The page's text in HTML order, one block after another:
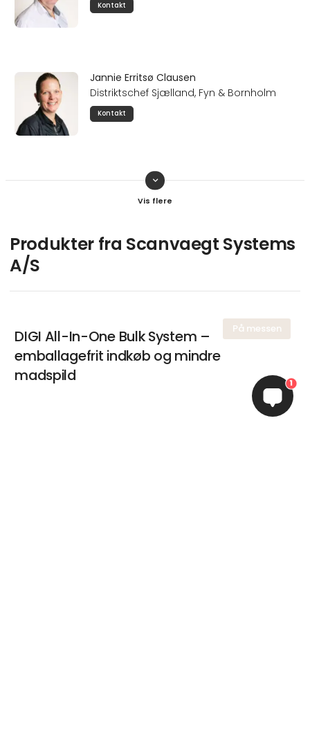
keyboard_arrow_down
Kontakt
Jannie Erritsø Clausen
Distriktschef Sjælland, Fyn & Bornholm
Kontakt
Product Specialist DIGI
Peder Schmidt
Kontakt
Produkter fra Scanvaegt Systems
A/S
På messen
DIGI All-In-One Bulk System –
emballagefrit indkøb og mindre
madspild
1